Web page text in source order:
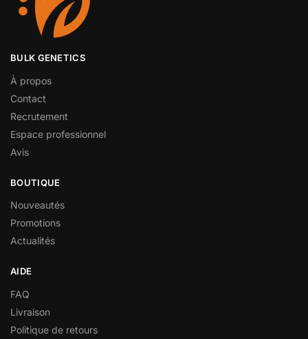
BULK GENETICS
À propos
Contact
Recrutement
Espace professionnel
Avis
BOUTIQUE
Nouveautés
Promotions
Actualités
AIDE
FAQ
Livraison
Politique de retours